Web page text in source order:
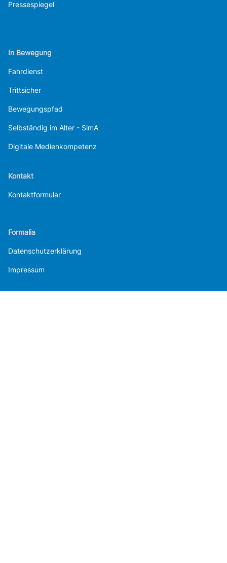
Pressespiegel
In Bewegung
Fahrdienst
Trittsicher
Bewegungspfad
Selbständig im Alter - SimA
Digitale Medienkompetenz
Kontakt
Kontaktformular
Formalia
Datenschutzerklärung
Impressum